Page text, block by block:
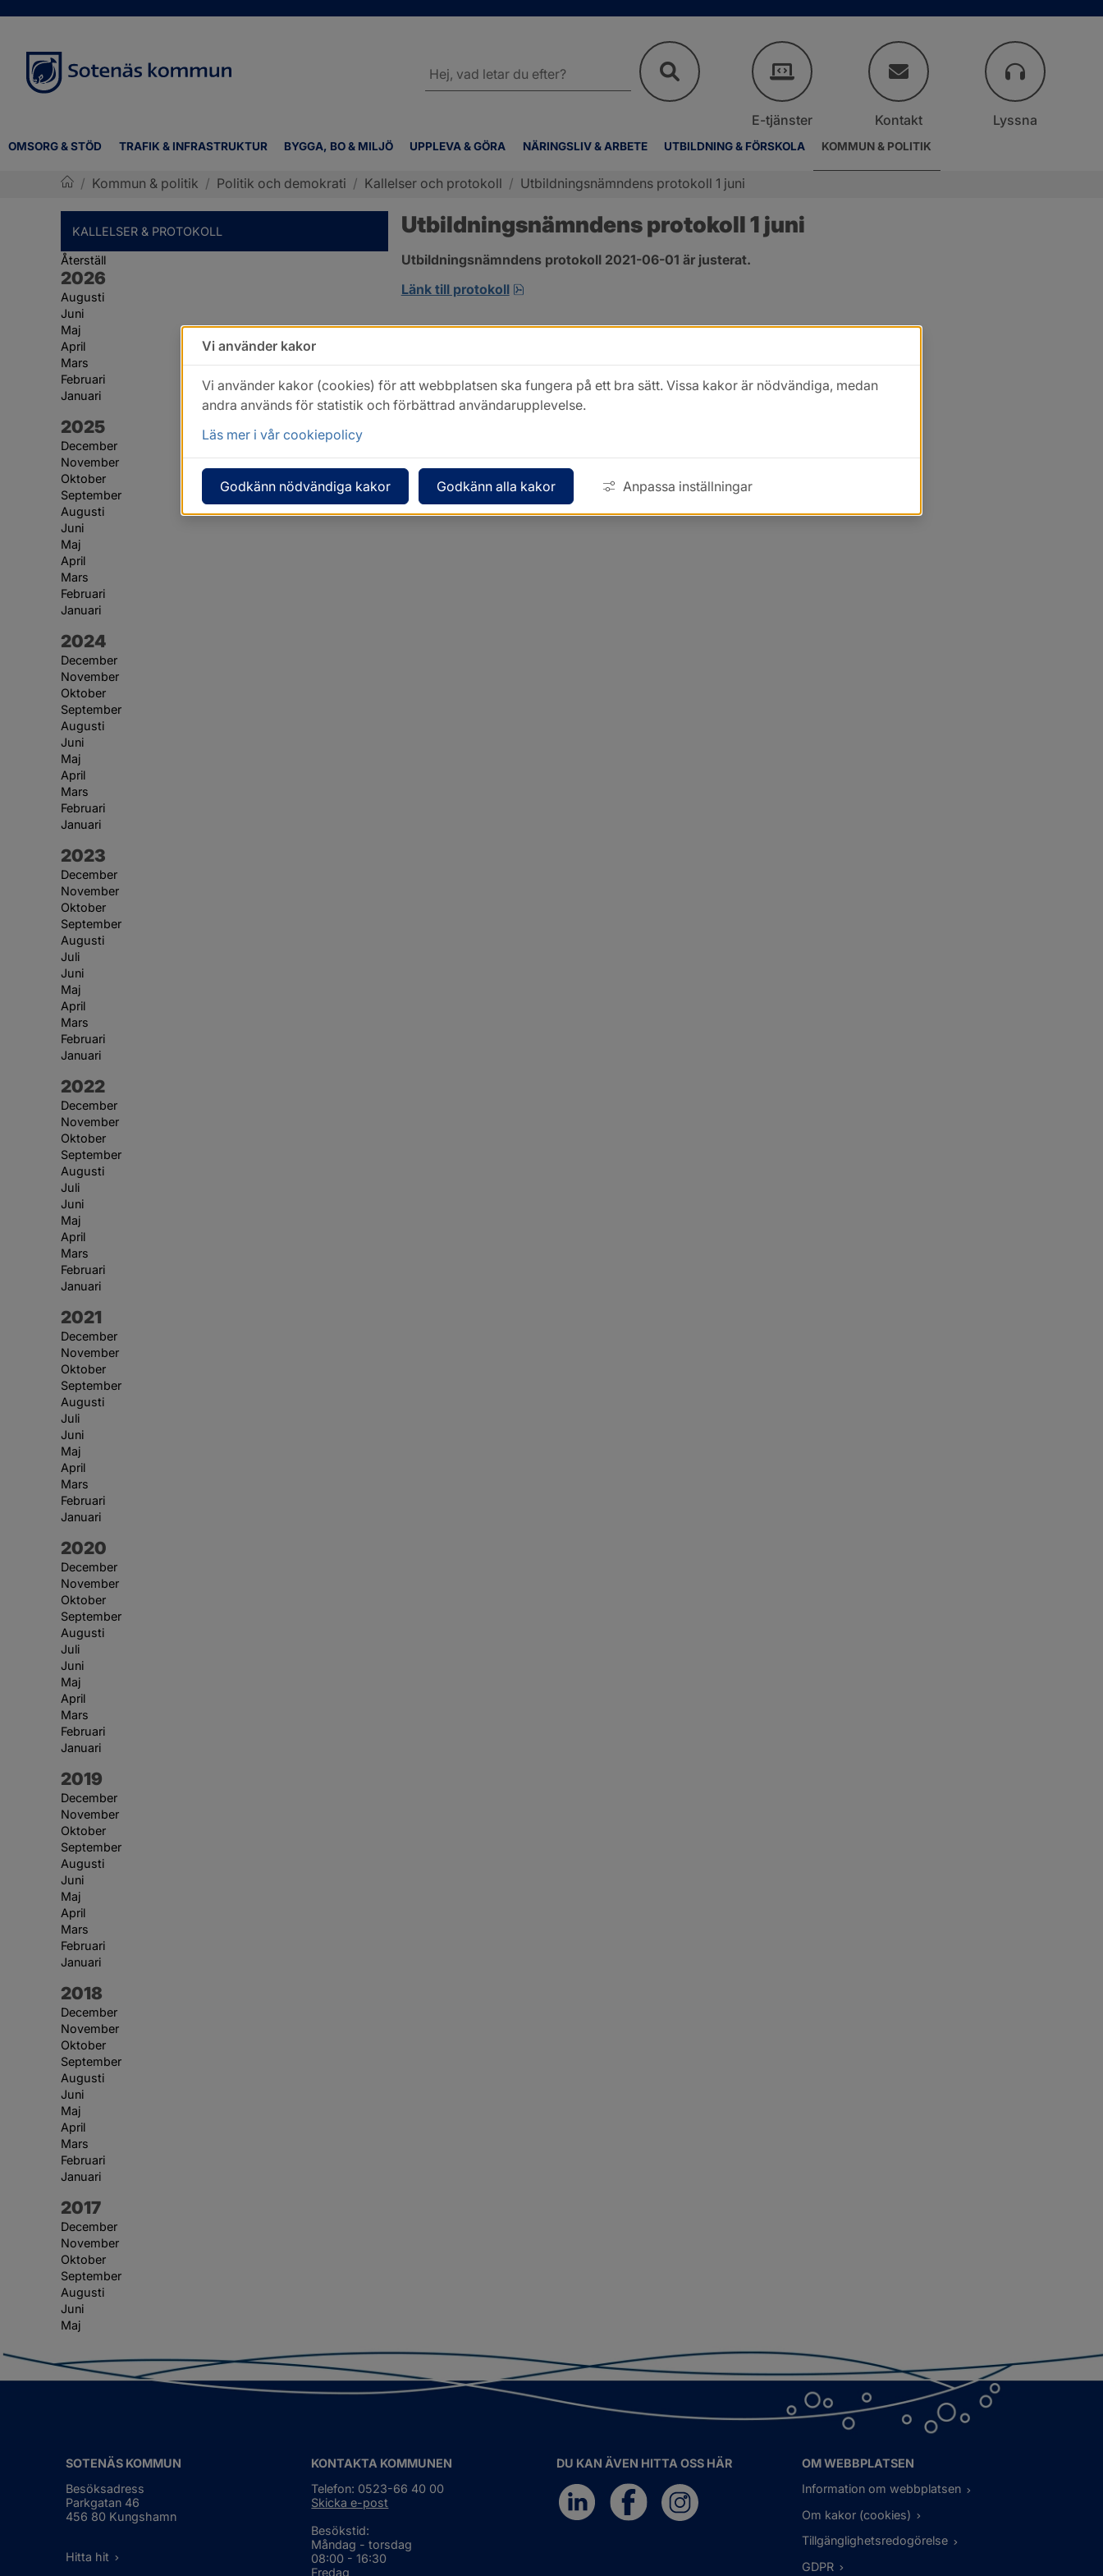
OMSORG & STÖD TRAFIK & INFRASTRUKTUR BYGGA, BO & MILJÖ UPPLEVA & GÖRA NÄRINGSLIV & ARBETE UTBILDNING & FÖRSKOLA KOMMUN & POLITIK
webbplatsen
E-tjänster Kontakt Lyssna
/ Kommun & politik / Politik och demokrati / Kallelser och protokoll / Utbildningsnämndens protokoll 1 juni
KALLELSER & PROTOKOLL
Återställ
År:
2026
Augusti
Juni
Maj
April
Mars
Februari
Januari
År:
2025
December
November
Oktober
September
Augusti
Juni
Maj
April
Mars
Februari
Januari
År:
2024
December
November
Oktober
September
Augusti
Juni
Maj
April
Mars
Februari
Januari
År:
2023
December
November
Oktober
September
Augusti
Juli
Juni
Maj
April
Mars
Februari
Januari
År:
2022
December
November
Oktober
September
Augusti
Juli
Juni
Maj
April
Mars
Februari
Januari
År:
2021
December
November
Oktober
September
Augusti
Juli
Juni
Maj
April
Mars
Februari
Januari
År:
2020
December
November
Oktober
September
Augusti
Juli
Juni
Maj
April
Mars
Februari
Januari
År:
2019
December
November
Oktober
September
Augusti
Juni
Maj
April
Mars
Februari
Januari
År:
2018
December
November
Oktober
September
Augusti
Juni
Maj
April
Mars
Februari
Januari
År:
2017
December
November
Oktober
September
Augusti
Juni
Maj
Utbildningsnämndens protokoll 1 juni
Utbildningsnämndens protokoll 2021-06-01 är justerat.
Länk till protokoll
pdf, 1.3 MB, öppnas i nytt fönster.
SOTENÄS KOMMUN
Besöksadress
Parkgatan 46
456 80 Kungshamn
Hitta hit
KONTAKTA KOMMUNEN
Telefon: 0523-66 40 00
Skicka e-post
Besökstid:
Måndag - torsdag
08:00 - 16:30
Fredag
DU KAN ÄVEN HITTA OSS HÄR
OM WEBBPLATSEN
Information om webbplatsen
Om kakor (cookies)
Tillgänglighetsredogörelse
GDPR
Vi använder kakor
Vi använder kakor (cookies) för att webbplatsen ska fungera på ett bra sätt. Vissa kakor är nödvändiga, medan
andra används för statistik och förbättrad användarupplevelse.
Läs mer i vår cookiepolicy
Godkänn nödvändiga kakor Godkänn alla kakor Anpassa inställningar